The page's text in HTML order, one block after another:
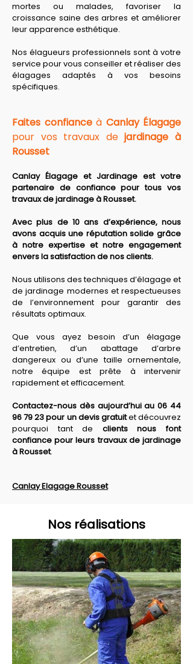
mortes ou malades, favoriser la
croissance saine des arbres et améliorer
leur apparence esthétique.
Nos élagueurs professionnels sont à votre
service pour vous conseiller et réaliser des
élagages adaptés à vos besoins
spécifiques.
Faites confiance à Canlay Élagage
pour vos travaux de jardinage à
Rousset
Canlay Élagage et Jardinage est votre
partenaire de confiance pour tous vos
travaux de jardinage à Rousset.
Avec plus de 10 ans d’expérience, nous
avons acquis une réputation solide grâce
à notre expertise et notre engagement
envers la satisfaction de nos clients.
Nous utilisons des techniques d’élagage et
de jardinage modernes et respectueuses
de l’environnement pour garantir des
résultats optimaux.
Que vous ayez besoin d’un élagage
d’entretien, d’un abattage d’arbre
dangereux ou d’une taille ornementale,
notre équipe est prête à intervenir
rapidement et efficacement.
Contactez-nous dès aujourd’hui au 06 44
96 79 23 pour un devis gratuit et découvrez
pourquoi tant de clients nous font
confiance pour leurs travaux de jardinage
à Rousset.
Canlay Elagage Rousset
Nos réalisations